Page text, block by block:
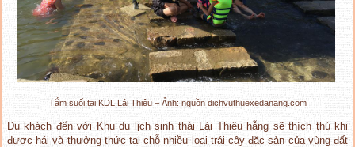
Tắm suối tại KDL Lái Thiêu – Ảnh: nguồn dichvuthuexedanang.com
Du khách đến với Khu du lịch sinh thái Lái Thiêu hẵng sẽ thích thú khi
được hái và thưởng thức tại chỗ nhiều loại trái cây đặc sản của vùng đất